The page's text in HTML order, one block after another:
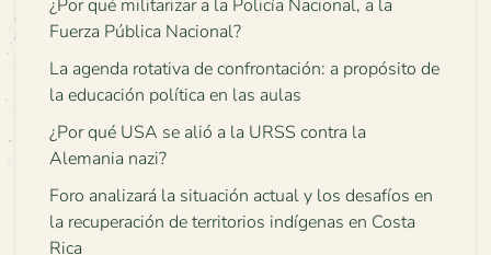
¿Por qué militarizar a la Policía Nacional, a la
Fuerza Pública Nacional?
La agenda rotativa de confrontación: a propósito de
la educación política en las aulas
¿Por qué USA se alió a la URSS contra la
Alemania nazi?
Foro analizará la situación actual y los desafíos en
la recuperación de territorios indígenas en Costa
Rica